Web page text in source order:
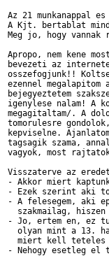
Az 21 munkanappal
A Kjt. bertablat
Meg jo, hogy vannak
Apropo, nem kene
bevezeti az
osszefogjunk!!
ezennel
bejegyeztetem
igenylese nalam! A
megagitaltam/. A
tomorulesre
kepviselne.
tagsagik szama,
vagyok, most
Visszaterve az
- Akkor miert
- Ezek szerint aki
- A felesegem, aki
szakmailag, hiszen
- Jo, ertem en, ez
olyan mint a 13.
miert kell teteles
- Nehogy esetleg el